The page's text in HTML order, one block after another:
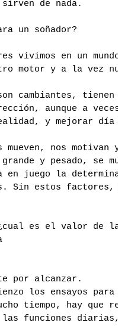
de nada.
un soñador?
vivimos en un
motor y a la vez
cambiantes,
aunque a
y mejorar
mueven, nos
grande y pesado, se
juego la
Sin estos
es el valor de
por alcanzar.
los ensayos
tiempo, hay que
funciones